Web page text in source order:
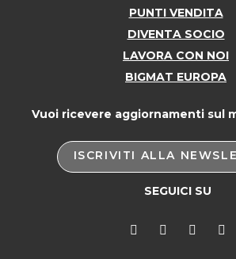
PUNTI VENDITA
DIVENTA SOCIO
LAVORA CON NOI
BIGMAT EUROPA
Vuoi ricevere aggiornamenti sul
ISCRIVITI ALLA
SEGUICI SU